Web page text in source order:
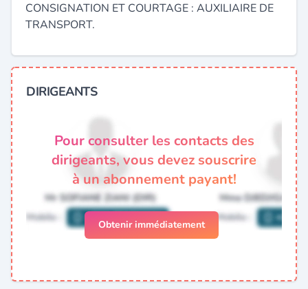
CONSIGNATION ET COURTAGE : AUXILIAIRE DE
TRANSPORT.
DIRIGEANTS
Pour consulter les contacts des
dirigeants, vous devez souscrire
à un abonnement payant!
Obtenir immédiatement